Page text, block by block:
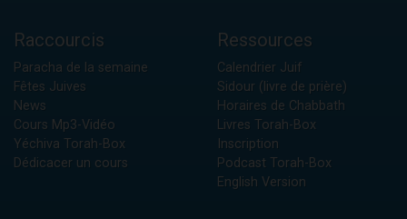
Raccourcis
Paracha de la semaine
Fêtes Juives
News
Cours Mp3-Vidéo
Yéchiva Torah-Box
Dédicacer un cours
Ressources
Calendrier Juif
Sidour (livre de prière)
Horaires de Chabbath
Livres Torah-Box
Inscription
Podcast Torah-Box
English Version